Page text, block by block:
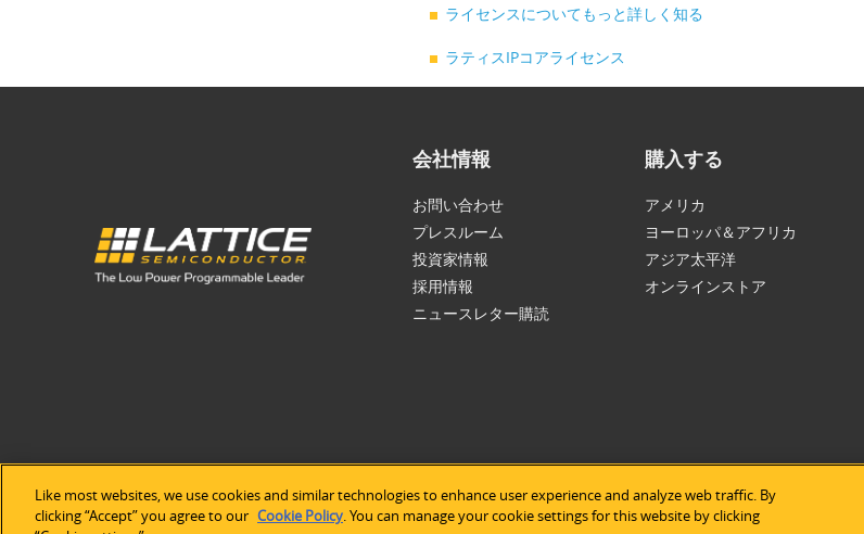
ライセンスについてもっと詳しく知る
ラティスIPコアライセンス
会社情報
お問い合わせ
プレスルーム
投資家情報
採用情報
ニュースレター購読
購入する
アメリカ
ヨーロッパ＆アフリカ
アジア太平洋
オンラインストア
©2026 Lattice Semiconductor|免責事項 |プライバシープリシー
Like most websites, we use cookies and similar technologies to enhance user experience and analyze web traffic. By
clicking “Accept” you agree to our Cookie Policy. You can manage your cookie settings for this website by clicking